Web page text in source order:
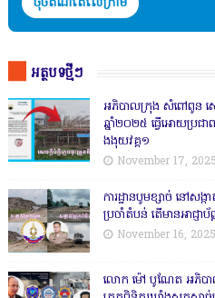
អត្ថបទថ្មីៗ
អភិបាលក្រុង សំពៅពូន សេ
ឆ្នាំ២០២៥ ធ្វើអោយប្រជ
ងងុយវគ្គ១
November 17, 2025
ការដ្ឋានបូមខ្សាច់ នៅស
ប្រចាំតំបន់ តើមានអាជ្ញាប័
November 16, 2025
លោក ម៉ៅ បូណែត អភិបាល